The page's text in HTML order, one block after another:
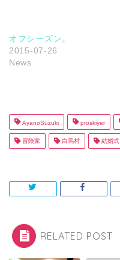
オフシーズン。
2015-07-26
News
AyanoSuzuki proskiyer
冒険家 白馬村 結婚式
RELATED POST